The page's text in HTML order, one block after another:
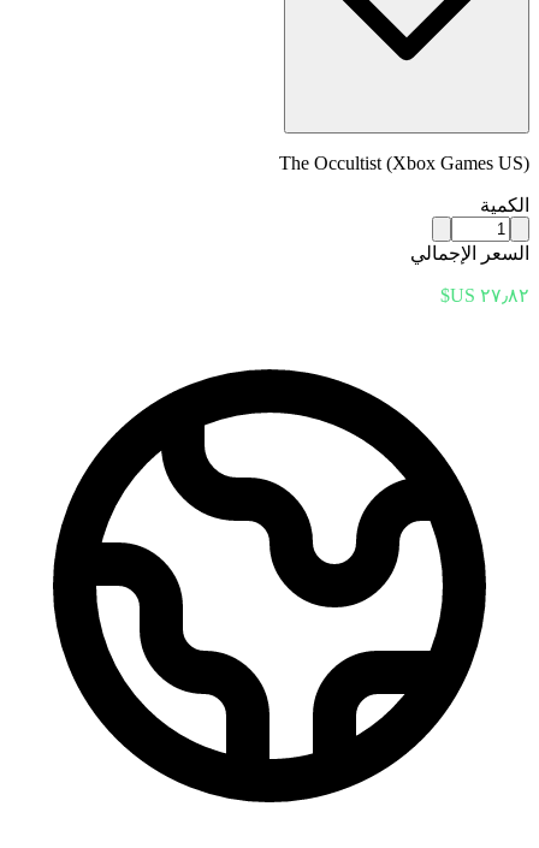
The Occultist (Xbox Games US)
الكمية
السعر الإجمالي